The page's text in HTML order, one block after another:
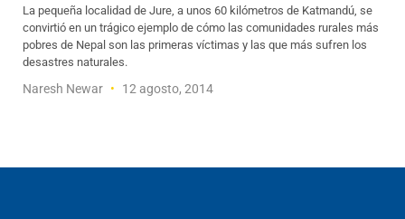
La pequeña localidad de Jure, a unos 60 kilómetros de Katmandú, se
convirtió en un trágico ejemplo de cómo las comunidades rurales más
pobres de Nepal son las primeras víctimas y las que más sufren los
desastres naturales.
Naresh Newar 12 agosto, 2014